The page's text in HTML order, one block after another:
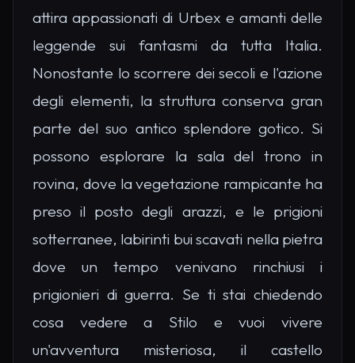
attira appassionati di Urbex e amanti delle
leggende sui fantasmi da tutta Italia.
Nonostante lo scorrere dei secoli e l'azione
degli elementi, la struttura conserva gran
parte del suo antico splendore gotico. Si
possono esplorare la sala del trono in
rovina, dove la vegetazione rampicante ha
preso il posto degli arazzi, e le prigioni
sotterranee, labirinti bui scavati nella pietra
dove un tempo venivano rinchiusi i
prigionieri di guerra. Se ti stai chiedendo
cosa vedere a Stilo e vuoi vivere
un'avventura misteriosa, il castello